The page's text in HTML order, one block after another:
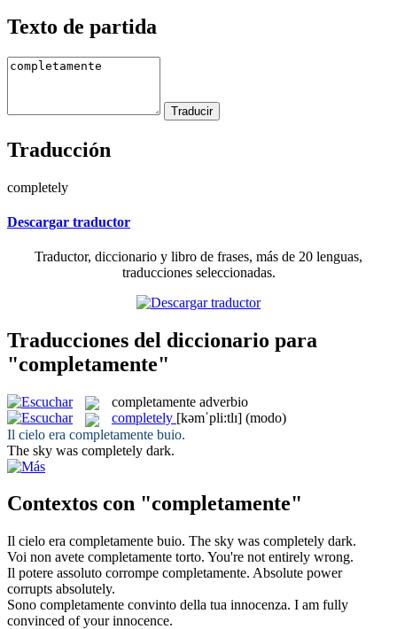
Texto de partida
Traducción
completely
Descargar traductor
Traductor, diccionario y libro de frases, más de 20 lenguas,
traducciones seleccionadas.
Traducciones del diccionario para
"completamente"
completamente adverbio
completely [kəmˈpli:tlɪ] (modo)
Il cielo era completamente buio.
The sky was completely dark.
Contextos con "completamente"
Il cielo era completamente buio. The sky was completely dark.
Voi non avete completamente torto. You're not entirely wrong.
Il potere assoluto corrompe completamente. Absolute power
corrupts absolutely.
Sono completamente convinto della tua innocenza. I am fully
convinced of your innocence.